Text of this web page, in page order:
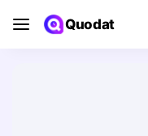
Quodat